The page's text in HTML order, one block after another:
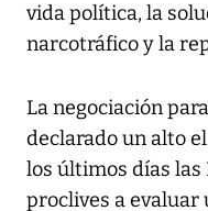
vida política, la
narcotráfico y la
La negociación
declarado un alto
los últimos días las
proclives a evaluar